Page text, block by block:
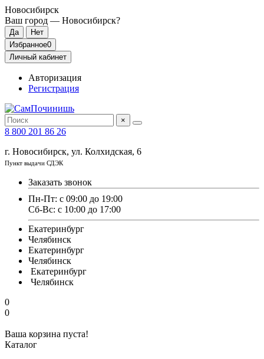
Новосибирск
Ваш город — Новосибирск?
Избранное0
Личный кабинет
Авторизация
Регистрация
×
8 800 201 86 26
г. Новосибирск, ул. Колхидская, 6
Пункт выдачи СДЭК
Заказать звонок
Пн-Пт: с 09:00 до 19:00
Сб-Вс: с 10:00 до 17:00
Екатеринбург
Челябинск
Екатеринбург
Челябинск
Екатеринбург
Челябинск
0
0
Ваша корзина пуста!
Каталог